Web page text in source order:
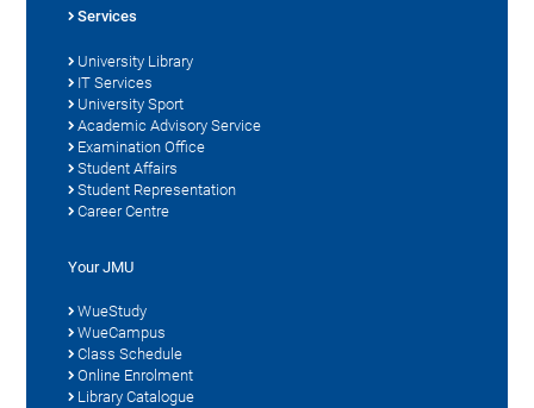
Services
University Library
IT Services
University Sport
Academic Advisory Service
Examination Office
Student Affairs
Student Representation
Career Centre
Your JMU
WueStudy
WueCampus
Class Schedule
Online Enrolment
Library Catalogue